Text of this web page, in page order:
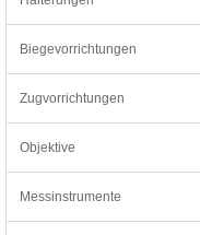
Biegevorrichtungen
Zugvorrichtungen
Objektive
Messinstrumente